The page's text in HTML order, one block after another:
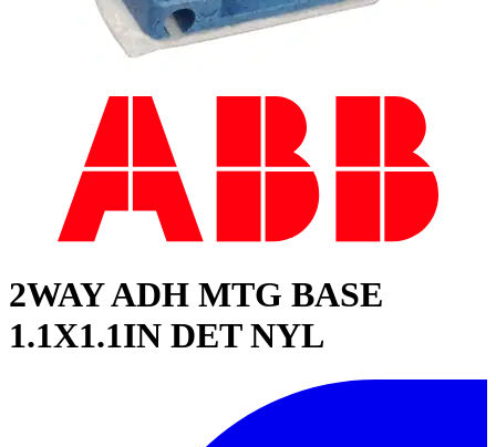
2WAY ADH MTG BASE
1.1X1.1IN DET NYL